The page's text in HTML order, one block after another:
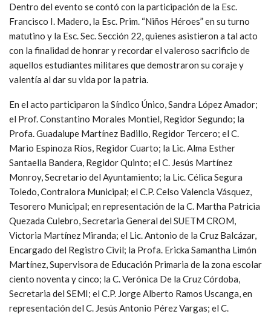
Dentro del evento se contó con la participación de la Esc.
Francisco I. Madero, la Esc. Prim. “Niños Héroes” en su turno
matutino y la Esc. Sec. Sección 22, quienes asistieron a tal acto
con la finalidad de honrar y recordar el valeroso sacrificio de
aquellos estudiantes militares que demostraron su coraje y
valentía al dar su vida por la patria.
En el acto participaron la Síndico Único, Sandra López Amador;
el Prof. Constantino Morales Montiel, Regidor Segundo; la
Profa. Guadalupe Martínez Badillo, Regidor Tercero; el C.
Mario Espinoza Ríos, Regidor Cuarto; la Lic. Alma Esther
Santaella Bandera, Regidor Quinto; el C. Jesús Martínez
Monroy, Secretario del Ayuntamiento; la Lic. Célica Segura
Toledo, Contralora Municipal; el C.P. Celso Valencia Vásquez,
Tesorero Municipal; en representación de la C. Martha Patricia
Quezada Culebro, Secretaria General del SUETM CROM,
Victoria Martínez Miranda; el Lic. Antonio de la Cruz Balcázar,
Encargado del Registro Civil; la Profa. Ericka Samantha Limón
Martínez, Supervisora de Educación Primaria de la zona escolar
ciento noventa y cinco; la C. Verónica De la Cruz Córdoba,
Secretaria del SEMI; el C.P. Jorge Alberto Ramos Uscanga, en
representación del C. Jesús Antonio Pérez Vargas; el C.